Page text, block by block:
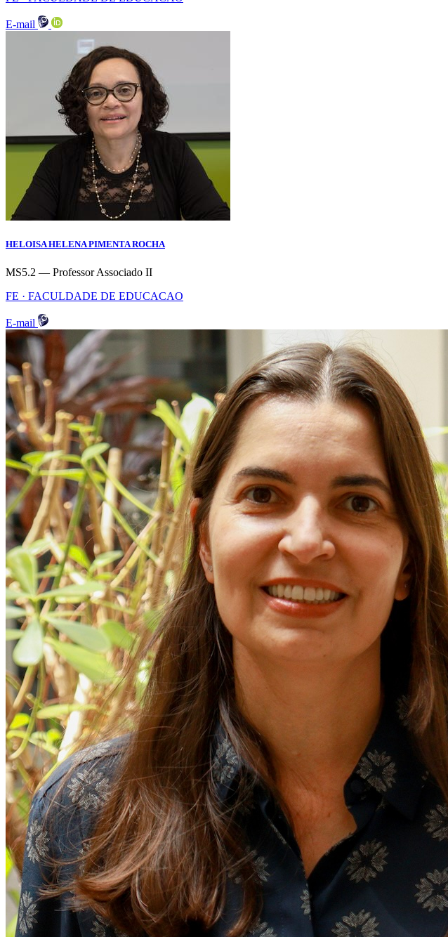
E-mail
HELOISA HELENA PIMENTA ROCHA
MS5.2 — Professor Associado II
FE · FACULDADE DE EDUCACAO
E-mail